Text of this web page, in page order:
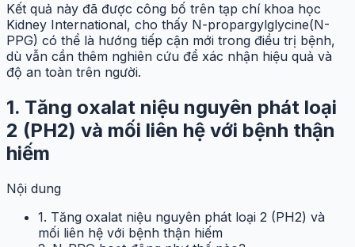
Kết quả này đã được công bố trên tạp chí khoa học
Kidney International, cho thấy N-propargylglycine(N-
PPG) có thể là hướng tiếp cận mới trong điều trị bệnh,
dù vẫn cần thêm nghiên cứu để xác nhận hiệu quả và
độ an toàn trên người.
1. Tăng oxalat niệu nguyên phát loại
2 (PH2) và mối liên hệ với bệnh thận
hiếm
Nội dung
1. Tăng oxalat niệu nguyên phát loại 2 (PH2) và
mối liên hệ với bệnh thận hiếm